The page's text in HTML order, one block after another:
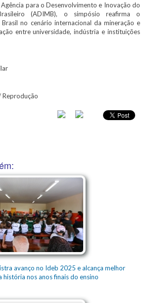
para o Desenvolvimento e Inovação do
(ADIMB), o simpósio reafirma o
no cenário internacional da mineração e
entre universidade, indústria e instituições
Reprodução
avanço no Ideb 2025 e alcança melhor
história nos anos finais do ensino